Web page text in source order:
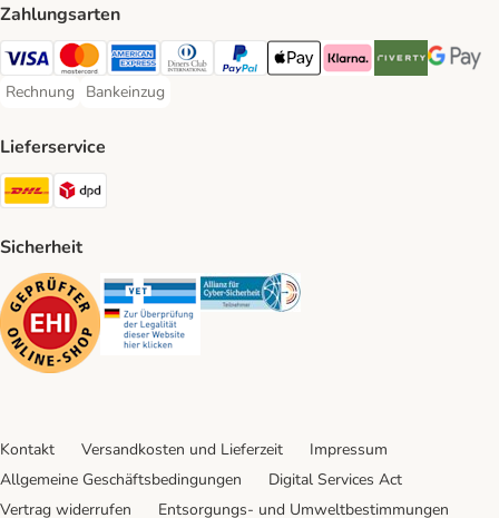
Zahlungsarten
Visa Payment Method
Mastercard Payment Method
American Express Payment Method
Diners Club Payment Method
PayPal Payment Method
Apple Pay Payment Method
Klarna Payment Method
Riverty Payment
Google
Rechnung
Rechnung Payment Method
Bankeinzug
Bankeinzug Payment Method
Lieferservice
DHL Shipping Method
Sicherheit
Security Security Security
Kontakt Versandkosten und Lieferzeit
Impressum
Allgemeine Geschäftsbedingungen
Digital Services Act
Vertrag widerrufen
Entsorgungs- und Umweltbestimmungen